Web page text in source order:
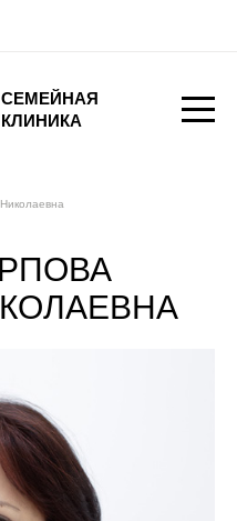
СЕМЕЙНАЯ
КЛИНИКА